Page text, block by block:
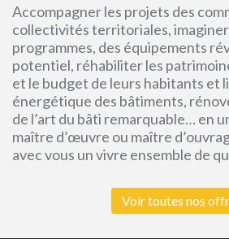
Accompagner les projets des
collectivités territoriales, imaginer
programmes, des équipements
potentiel, réhabiliter les
et le budget de leurs habitants et
énergétique des bâtiments,
de l’art du bâti remarquable… en
maître d’œuvre ou maître
avec vous un vivre ensemble de
Voir toutes nos